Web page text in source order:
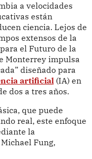
a velocidades
están
ciencia. Lejos de
extensos de la
el Futuro de la
Monterrey impulsa
diseñado para
artificial(IA) en
dos a tres años.
que puede
real, este enfoque
la
Fung,